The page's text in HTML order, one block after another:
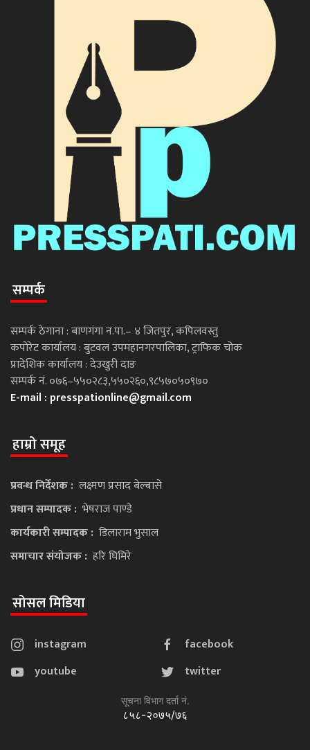
सम्पर्क
सम्पर्क ठेगाना : बाणगंगा न.पा.– ४ जितपुर, कपिलवस्तु
कपोरेट कार्यालय : बुटवल उपमहानगरपालिका, ट्राफिक चोक
प्रादेशिक कार्यालय : देउखुरी दाङ
सम्पर्क नं. ०७६–५५०२८३,५५०२६०,९८५७०५०९७०
E-mail : presspationline@gmail.com
हाम्रो समूह
प्रवन्ध निर्देशक : लक्ष्मण प्रसाद बेल्बासे
प्रधान सम्पादक : भेषराज पाण्डे
कार्यकारी सम्पादक : डिलाराम भुसाल
समाचार संयोजक : हरि घिमिरे
सोसल मिडिया
instagram
facebook
youtube
twitter
सूचना विभाग दर्ता नं.
८५८-२०७५/७६